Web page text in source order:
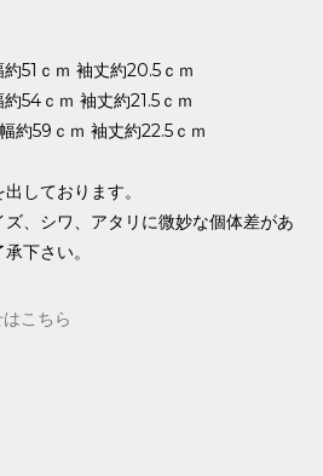
51ｃｍ 袖丈約20.5ｃｍ
54ｃｍ 袖丈約21.5ｃｍ
約59ｃｍ 袖丈約22.5ｃｍ
しております。
、シワ、アタリに微妙な個体差があ
下さい。
こちら